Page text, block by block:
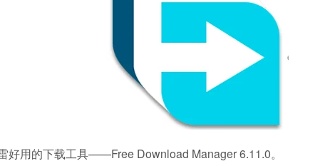
好用的下载工具——Free Download Manager 6.11.0。